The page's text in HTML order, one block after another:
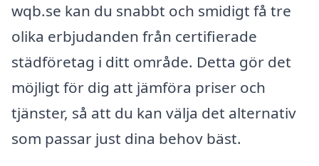
wqb.se kan du snabbt och smidigt få tre
olika erbjudanden från certifierade
städföretag i ditt område. Detta gör det
möjligt för dig att jämföra priser och
tjänster, så att du kan välja det alternativ
som passar just dina behov bäst.